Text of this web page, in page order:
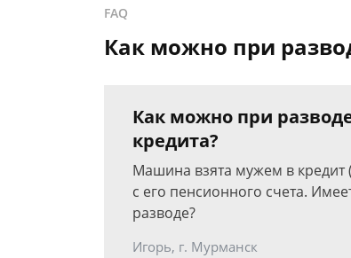
FAQ
Как можно при
Как можно при
кредита?
Машина взята мужем в кредит
с его пенсионного счета.
разводе?
Игорь, г. Мурманск